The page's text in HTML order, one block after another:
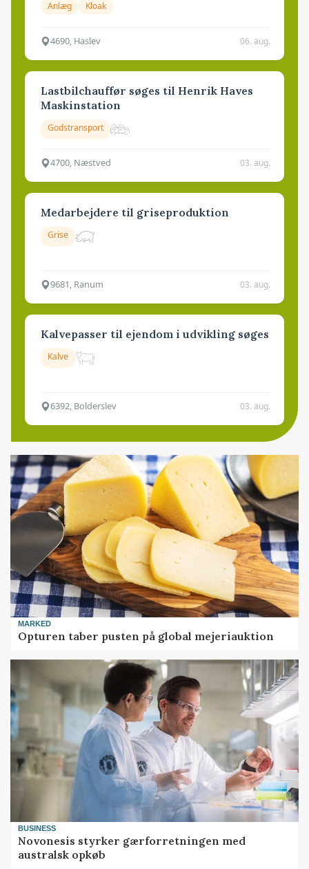
Anlæg Kloak
4690, Haslev 06. aug.
Lastbilchauffør søges til Henrik Haves
Maskinstation
Godstransport
4700, Næstved 03. aug.
Medarbejdere til griseproduktion
Grise
9681, Ranum 03. aug.
Kalvepasser til ejendom i udvikling søges
Kalve
6392, Bolderslev 03. aug.
MARKED
Opturen taber pusten på global mejeriauktion
BUSINESS
Novonesis styrker gærforretningen med
australsk opkøb